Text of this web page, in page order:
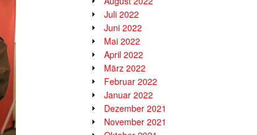
Juli 2022
Juni 2022
Mai 2022
April 2022
März 2022
Februar 2022
Januar 2022
Dezember 2021
November 2021